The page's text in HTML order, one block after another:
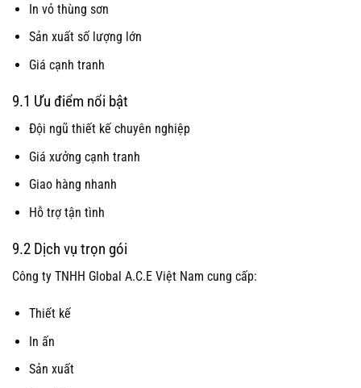
In vỏ thùng sơn
Sản xuất số lượng lớn
Giá cạnh tranh
9.1 Ưu điểm nổi bật
Đội ngũ thiết kế chuyên nghiệp
Giá xưởng cạnh tranh
Giao hàng nhanh
Hỗ trợ tận tình
9.2 Dịch vụ trọn gói
Công ty TNHH Global A.C.E Việt Nam cung cấp:
Thiết kế
In ấn
Sản xuất